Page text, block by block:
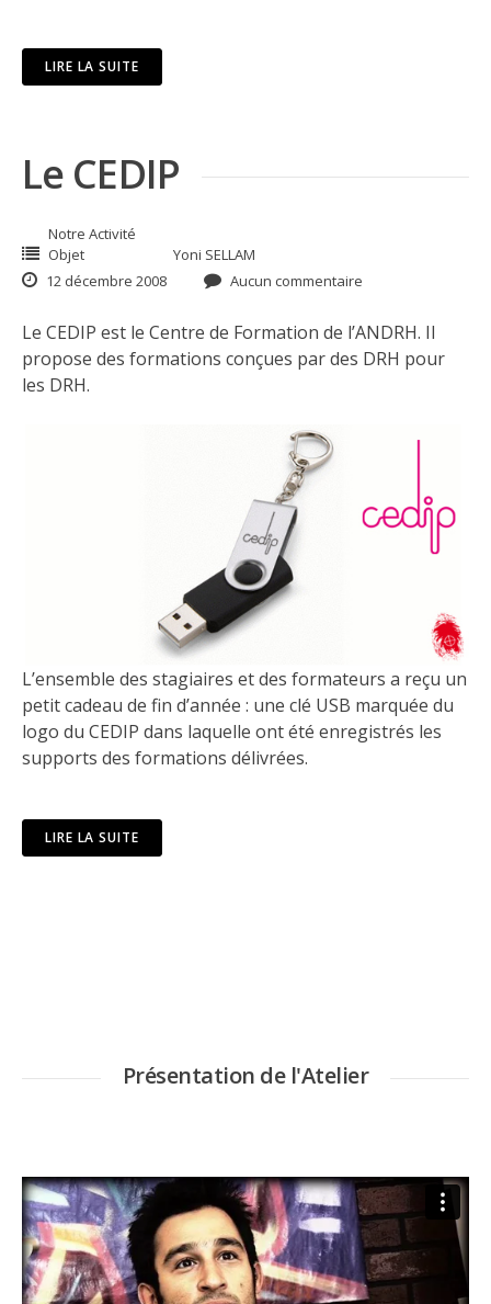
LIRE LA SUITE
Le CEDIP
Notre Activité
Objet
Yoni SELLAM
12 décembre 2008
Aucun commentaire
Le CEDIP est le Centre de Formation de l’ANDRH. Il
propose des formations conçues par des DRH pour
les DRH.
L’ensemble des stagiaires et des formateurs a reçu un
petit cadeau de fin d’année : une clé USB marquée du
logo du CEDIP dans laquelle ont été enregistrés les
supports des formations délivrées.
LIRE LA SUITE
Présentation de l'Atelier